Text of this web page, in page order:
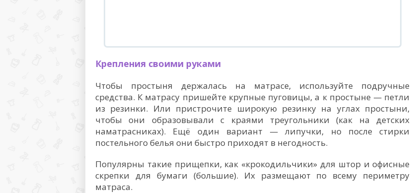
Крепления своими руками
Чтобы простыня держалась на матрасе, используйте подручные
средства. К матрасу пришейте крупные пуговицы, а к простыне — петли
из резинки. Или пристрочите широкую резинку на углах простыни,
чтобы они образовывали с краями треугольники (как на детских
наматрасниках). Ещё один вариант — липучки, но после стирки
постельного белья они быстро приходят в негодность.
Популярны такие прищепки, как «крокодильчики» для штор и офисные
скрепки для бумаги (большие). Их размещают по всему периметру
матраса.